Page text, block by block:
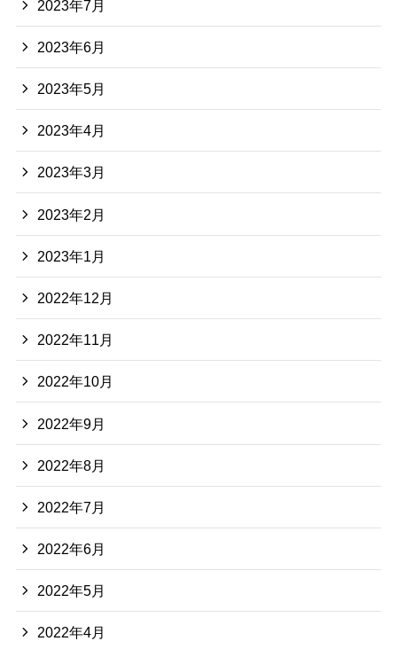
2023年7月
2023年6月
2023年5月
2023年4月
2023年3月
2023年2月
2023年1月
2022年12月
2022年11月
2022年10月
2022年9月
2022年8月
2022年7月
2022年6月
2022年5月
2022年4月